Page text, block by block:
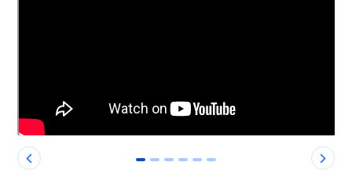
0 1 2 3 4 5